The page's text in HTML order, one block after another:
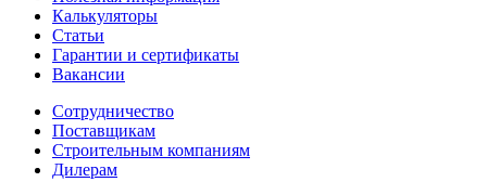
Калькуляторы
Статьи
Гарантии и сертификаты
Вакансии
Сотрудничество
Поставщикам
Строительным компаниям
Дилерам